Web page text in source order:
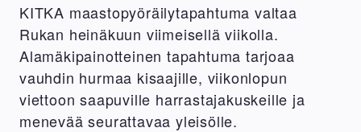
KITKA maastopyöräilytapahtuma valtaa
Rukan heinäkuun viimeisellä viikolla.
Alamäkipainotteinen tapahtuma tarjoaa
vauhdin hurmaa kisaajille, viikonlopun
viettoon saapuville harrastajakuskeille ja
menevää seurattavaa yleisölle.